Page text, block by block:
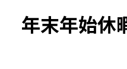
年末年始休